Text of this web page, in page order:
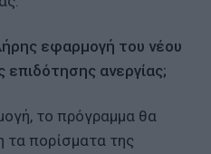
εφαρμογή του νέου
ανεργίας;
το πρόγραμμα θα
τα πορίσματα της